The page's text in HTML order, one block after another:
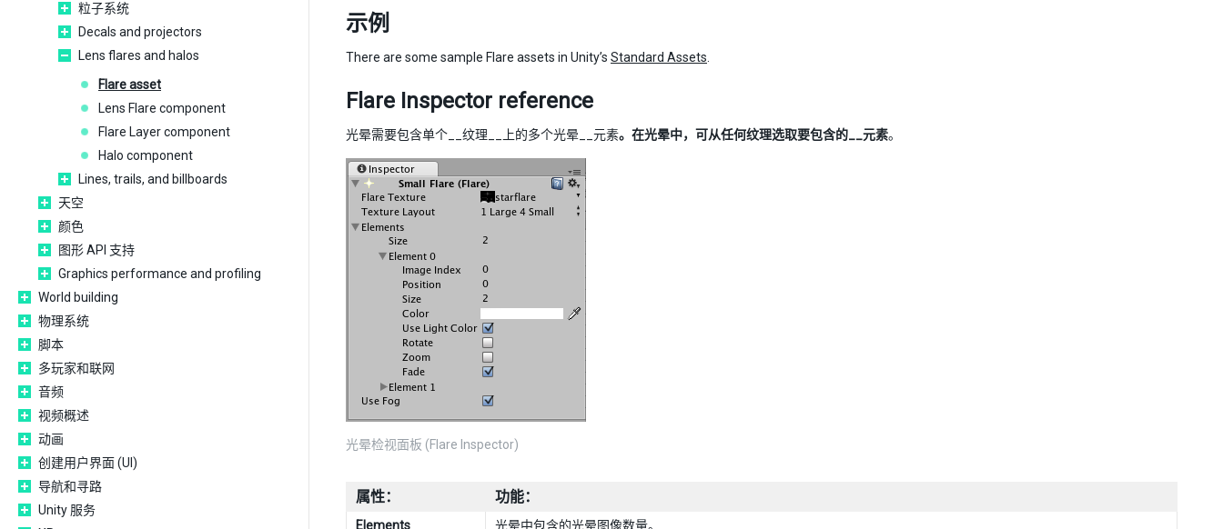
粒子系统
Decals and projectors
Lens flares and halos
Flare asset
Lens Flare component
Flare Layer component
Halo component
Lines, trails, and billboards
天空
颜色
图形 API 支持
Graphics performance and profiling
World building
物理系统
脚本
多玩家和联网
音频
视频概述
动画
创建用户界面 (UI)
导航和寻路
Unity 服务
示例
There are some sample Flare assets in Unity’s Standard Assets
Flare Inspector reference
光晕需要包含单个__纹理__上的多个光晕__元素。在光晕中，可从任何纹理选取要包含的__元素。
光晕检视面板 (Flare Inspector)
属性： 功能：
Elements
光晕中包含的光晕图像数量。